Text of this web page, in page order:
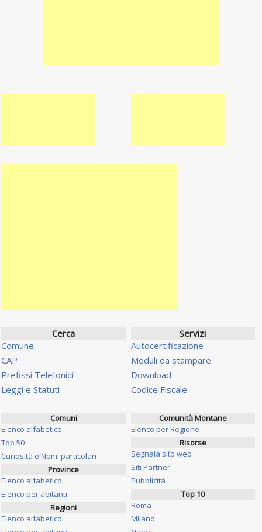
Cerca
Comune
CAP
Prefissi Telefonici
Leggi e Statuti
Servizi
Autocertificazione
Moduli da stampare
Download
Codice Fiscale
Comuni
Elenco alfabetico
Top 50
Curiosità e Nomi particolari
Province
Elenco alfabetico
Elenco per abitanti
Regioni
Elenco alfabetico
Comunità Montane
Elenco per Regione
Risorse
Segnala sito web
Siti Partner
Pubblicità
Top 10
Roma
Milano